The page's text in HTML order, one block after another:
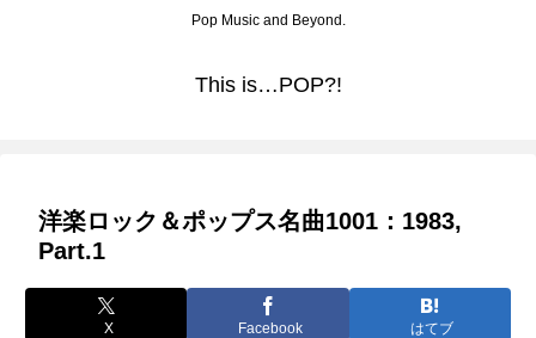
Pop Music and Beyond.
This is…POP?!
洋楽ロック＆ポップス名曲1001：1983,
Part.1
X Facebook はてブ